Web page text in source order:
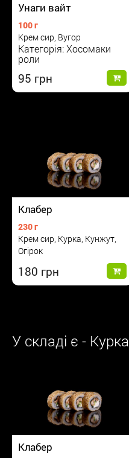
Унаги вайт
100 г
Крем сир, Вугор
Категорія: Хосомаки
роли
95
Клабер
230 г
Крем сир, Курка, Кунжут,
Огірок
180
У складі є - Курка
Клабер